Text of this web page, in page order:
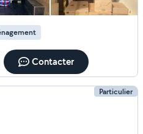
Contacter
Particulier